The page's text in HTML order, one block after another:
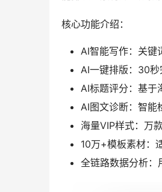
核心功能介绍：
AI智能写作：关键
AI一键排版：30
AI标题评分：基于
AI图文诊断：智能
海量VIP样式：万
10万+模板素材：
全链路数据分析：